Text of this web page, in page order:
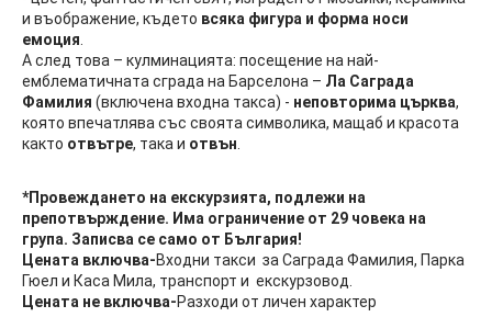
и въображение, където всяка фигура и форма носи
емоция
А след това – кулминацията: посещение на най-
емблематичната сграда на Барселона – Ла Саграда
Фамилия (включена входна такса) - неповторима църква,
която впечатлява със своята символика, мащаб и красота
както отвътре, така и отвън
*Провеждането на екскурзията, подлежи на
препотвърждение. Има ограничение от 29 човека на
група. Записва се само от България!
Цената включва-Входни такси за Саграда Фамилия, Парка
Гюел и Каса Мила, транспорт и екскурзовод.
Цената не включва-Разходи от личен характер